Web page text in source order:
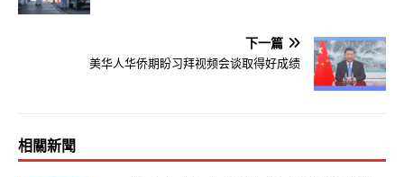
下一篇
美华人华侨期盼习拜视频会谈取得好成绩
相關新聞